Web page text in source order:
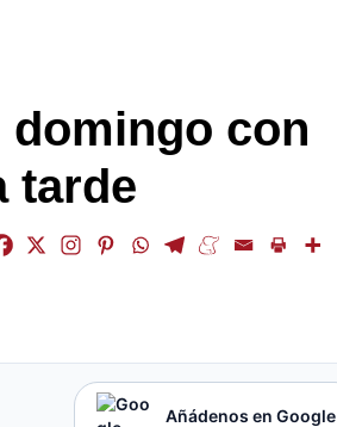
con
tarde
Añádenos en Google